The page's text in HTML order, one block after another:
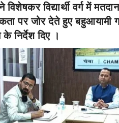
विद्यार्थी वर्ग में
पर जोर देते हुए बहुआयामी
निर्देश दिए ।